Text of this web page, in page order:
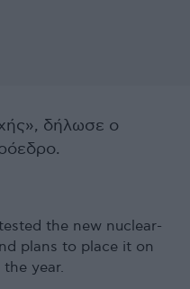
δήλωσε ο
the new nuclear-
plans to place it on
year.